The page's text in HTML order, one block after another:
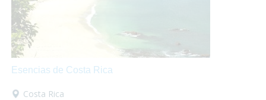
Esencias de Costa Rica
Costa Rica